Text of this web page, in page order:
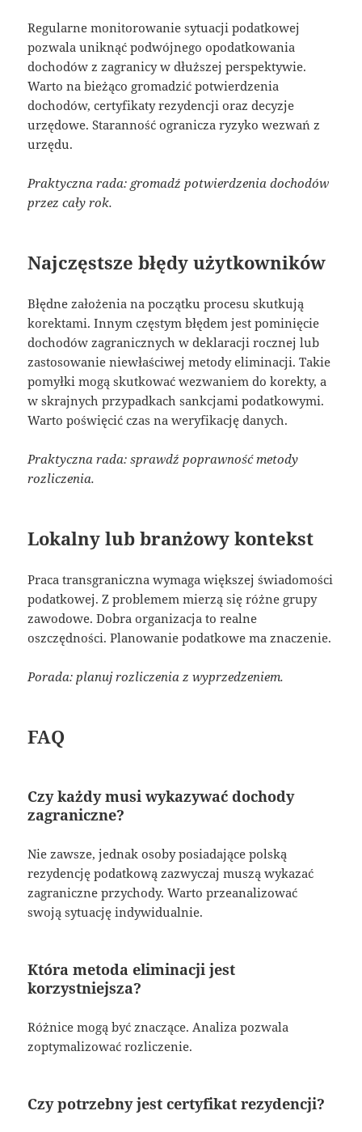
Regularne monitorowanie sytuacji podatkowej
pozwala uniknąć podwójnego opodatkowania
dochodów z zagranicy w dłuższej perspektywie.
Warto na bieżąco gromadzić potwierdzenia
dochodów, certyfikaty rezydencji oraz decyzje
urzędowe. Staranność ogranicza ryzyko wezwań z
urzędu.
Praktyczna rada: gromadź potwierdzenia dochodów
przez cały rok.
Najczęstsze błędy użytkowników
Błędne założenia na początku procesu skutkują
korektami. Innym częstym błędem jest pominięcie
dochodów zagranicznych w deklaracji rocznej lub
zastosowanie niewłaściwej metody eliminacji. Takie
pomyłki mogą skutkować wezwaniem do korekty, a
w skrajnych przypadkach sankcjami podatkowymi.
Warto poświęcić czas na weryfikację danych.
Praktyczna rada: sprawdź poprawność metody
rozliczenia.
Lokalny lub branżowy kontekst
Praca transgraniczna wymaga większej świadomości
podatkowej. Z problemem mierzą się różne grupy
zawodowe. Dobra organizacja to realne
oszczędności. Planowanie podatkowe ma znaczenie.
Porada: planuj rozliczenia z wyprzedzeniem.
FAQ
Czy każdy musi wykazywać dochody
zagraniczne?
Nie zawsze, jednak osoby posiadające polską
rezydencję podatkową zazwyczaj muszą wykazać
zagraniczne przychody. Warto przeanalizować
swoją sytuację indywidualnie.
Która metoda eliminacji jest
korzystniejsza?
Różnice mogą być znaczące. Analiza pozwala
zoptymalizować rozliczenie.
Czy potrzebny jest certyfikat rezydencji?